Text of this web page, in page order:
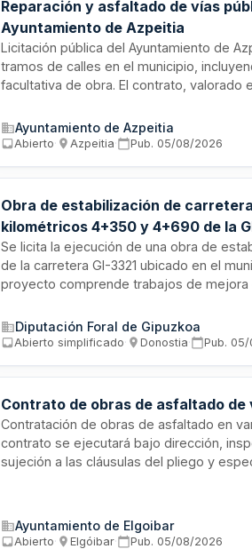
Reparación y asfaltado de vías
Ayuntamiento de Azpeitia
Licitación pública del Ayuntamiento de
tramos de calles en el municipio,
facultativa de obra. El contrato, valorado
de un profesional cualificado durante la
Ayuntamiento de Azpeitia
Abierto· Azpeitia· Pub. 05/08/2026
Obra de estabilización de
kilométricos 4+350 y 4+690 de la
Se licita la ejecución de una obra de
de la carretera GI-3321 ubicado en el
proyecto comprende trabajos de
actuación es promovida por la
seguridad vial y la durabilidad de la
Diputación Foral de Gipuzkoa
Abierto simplificado· Donostia· Pub. 05/
Contrato de obras de asfaltado de
Contratación de obras de asfaltado en
contrato se ejecutará bajo dirección,
sujeción a las cláusulas del pliego y
documentación y señalización de obra.
Ayuntamiento de Elgoibar
Abierto· Elgóibar· Pub. 05/08/2026